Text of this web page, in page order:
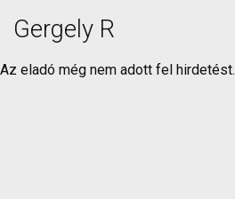
Gergely R
Az eladó még nem adott fel hirdetést.